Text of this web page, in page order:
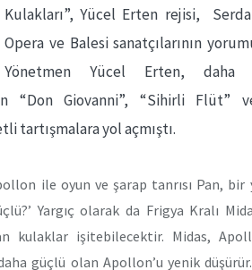
Kulakları”, Yücel Erten rejisi,
Opera ve Balesi sanatçılarının
Yönetmen Yücel Erten, daha
“Don Giovanni”, “Sihirli Flüt”
tartışmalara yol açmıştı.
ile oyun ve şarap tanrısı Pan,
Yargıç olarak da Frigya Kralı
kulaklar işitebilecektir. Midas,
güçlü olan Apollon’u yenik